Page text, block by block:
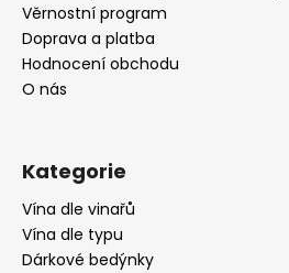
Věrnostní program
Doprava a platba
Hodnocení obchodu
O nás
Kategorie
Vína dle vinařů
Vína dle typu
Dárkové bedýnky